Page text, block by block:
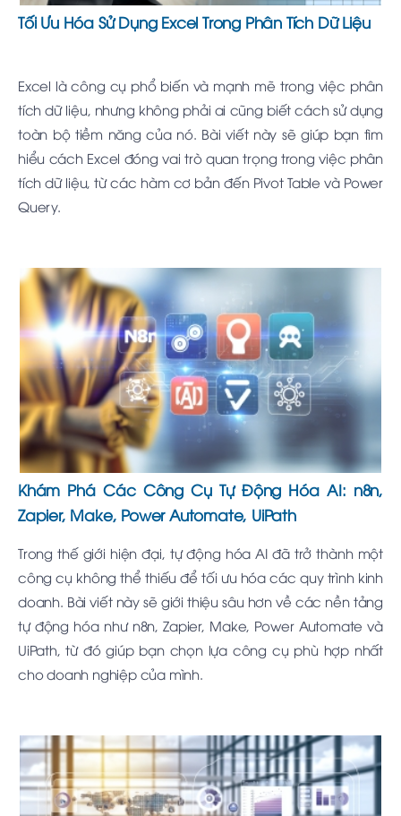
Tối Ưu Hóa Sử Dụng Excel Trong Phân Tích Dữ Liệu
Excel là công cụ phổ biến và mạnh mẽ trong việc phân
tích dữ liệu, nhưng không phải ai cũng biết cách sử dụng
toàn bộ tiềm năng của nó. Bài viết này sẽ giúp bạn tìm
hiểu cách Excel đóng vai trò quan trọng trong việc phân
tích dữ liệu, từ các hàm cơ bản đến Pivot Table và Power
Query.
Khám Phá Các Công Cụ Tự Động Hóa AI: n8n,
Zapier, Make, Power Automate, UiPath
Trong thế giới hiện đại, tự động hóa AI đã trở thành một
công cụ không thể thiếu để tối ưu hóa các quy trình kinh
doanh. Bài viết này sẽ giới thiệu sâu hơn về các nền tảng
tự động hóa như n8n, Zapier, Make, Power Automate và
UiPath, từ đó giúp bạn chọn lựa công cụ phù hợp nhất
cho doanh nghiệp của mình.